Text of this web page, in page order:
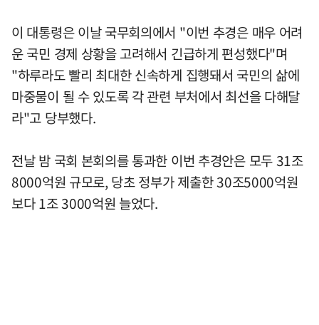
이 대통령은 이날 국무회의에서 "이번 추경은 매우 어려
운 국민 경제 상황을 고려해서 긴급하게 편성했다"며
"하루라도 빨리 최대한 신속하게 집행돼서 국민의 삶에
마중물이 될 수 있도록 각 관련 부처에서 최선을 다해달
라"고 당부했다.
전날 밤 국회 본회의를 통과한 이번 추경안은 모두 31조
8000억원 규모로, 당초 정부가 제출한 30조5000억원
보다 1조 3000억원 늘었다.